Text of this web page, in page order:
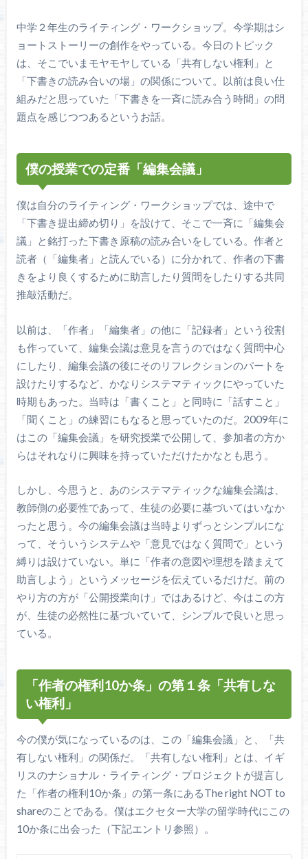
中学２年生のライティング・ワークショップ。今学期はシ
ョートストーリーの創作をやっている。今日のトピック
は、そこでいまモヤモヤしている「共有しない権利」と
「下書きの読み合いの場」の関係について。以前は良い仕
組みだと思っていた「下書きを一斉に読み合う時間」の問
題点を感じつつあるというお話。
僕の授業での定番「編集会議」
僕は自分のライティング・ワークショップでは、途中で
「下書き提出締め切り」を設けて、そこで一斉に「編集会
議」と銘打った下書き原稿の読み合いをしている。作者と
読者（「編集者」と読んでいる）に分かれて、作者の下書
きをより良くするために助言したり質問をしたりする共同
推敲活動だ。
以前は、「作者」「編集者」の他に「記録者」という役割
も作っていて、編集会議は意見を言うのではなく質問中心
にしたり、編集会議の後にそのリフレクションのパートを
設けたりするなど、かなりシステマティックにやっていた
時期もあった。当時は「書くこと」と同時に「話すこと」
「聞くこと」の練習にもなると思っていたのだ。2009年に
はこの「編集会議」を研究授業で公開して、参加者の方か
らはそれなりに興味を持っていただけたかなとも思う。
しかし、今思うと、あのシステマティックな編集会議は、
教師側の必要性であって、生徒の必要に基づいてはいなか
ったと思う。今の編集会議は当時よりずっとシンプルにな
って、そういうシステムや「意見ではなく質問で」という
縛りは設けていない。単に「作者の意図や理想を踏まえて
助言しよう」というメッセージを伝えているだけだ。前の
やり方の方が「公開授業向け」ではあるけど、今はこの方
が、生徒の必然性に基づいていて、シンプルで良いと思っ
ている。
「作者の権利10か条」の第１条「共有しな
い権利」
今の僕が気になっているのは、この「編集会議」と、「共
有しない権利」の関係だ。「共有しない権利」とは、イギ
リスのナショナル・ライティング・プロジェクトが提言し
た「作者の権利10か条」の第一条にあるThe right NOT to
shareのことである。僕はエクセター大学の留学時代にこの
10か条に出会った（下記エントリ参照）。